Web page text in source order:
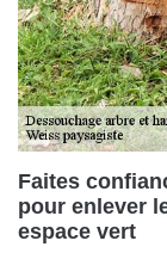
Faites
pour enlever
espace vert